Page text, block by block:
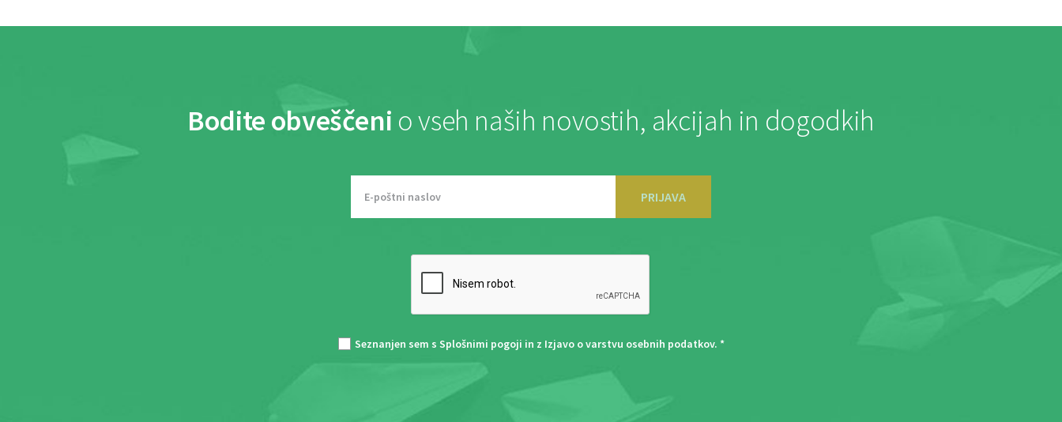
Bodite obveščeni o vseh naših novostih, akcijah in dogodkih
PRIJAVA
Seznanjen sem s Splošnimi pogoji in z Izjavo o varstvu osebnih podatkov. *